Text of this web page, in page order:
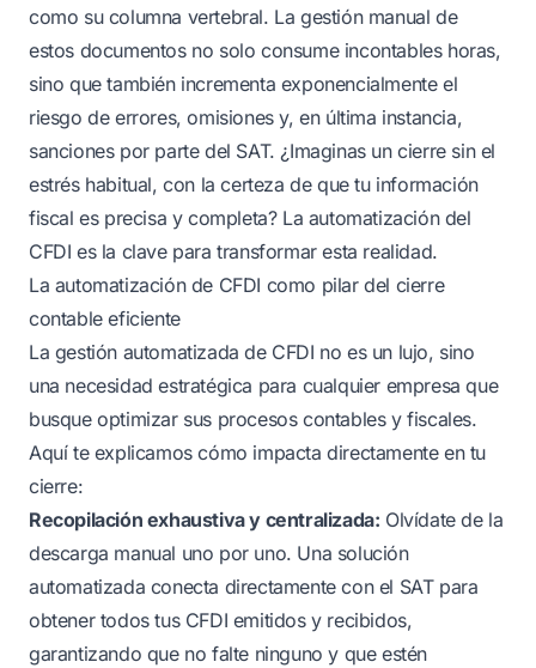
como su columna vertebral. La gestión manual de
estos documentos no solo consume incontables horas,
sino que también incrementa exponencialmente el
riesgo de errores, omisiones y, en última instancia,
sanciones por parte del SAT. ¿Imaginas un cierre sin el
estrés habitual, con la certeza de que tu información
fiscal es precisa y completa? La automatización del
CFDI es la clave para transformar esta realidad.
La automatización de CFDI como pilar del cierre
contable eficiente
La gestión automatizada de CFDI no es un lujo, sino
una necesidad estratégica para cualquier empresa que
busque optimizar sus procesos contables y fiscales.
Aquí te explicamos cómo impacta directamente en tu
cierre:
Recopilación exhaustiva y centralizada: Olvídate de la
descarga manual uno por uno. Una solución
automatizada conecta directamente con el SAT para
obtener todos tus CFDI emitidos y recibidos,
garantizando que no falte ninguno y que estén